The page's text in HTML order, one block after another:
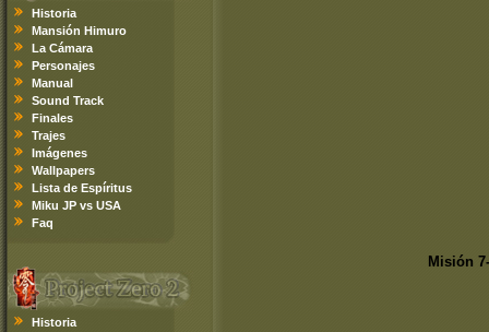
Historia
Mansión Himuro
La Cámara
Personajes
Manual
Sound Track
Finales
Trajes
Imágenes
Wallpapers
Lista de Espíritus
Miku JP vs USA
Faq
Historia
Misión